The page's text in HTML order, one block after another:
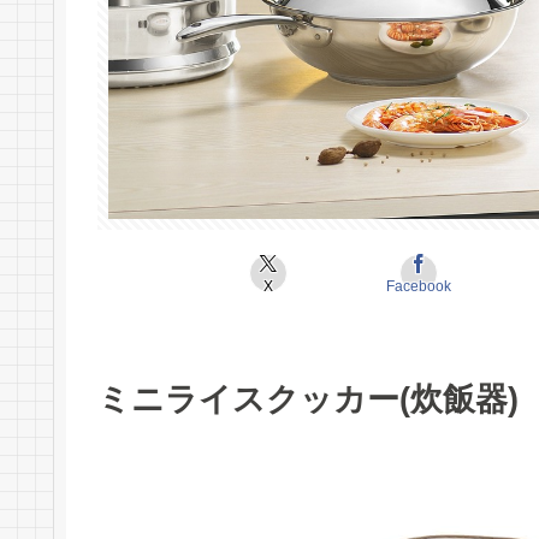
X Facebook
ミニライスクッカー(炊飯器)